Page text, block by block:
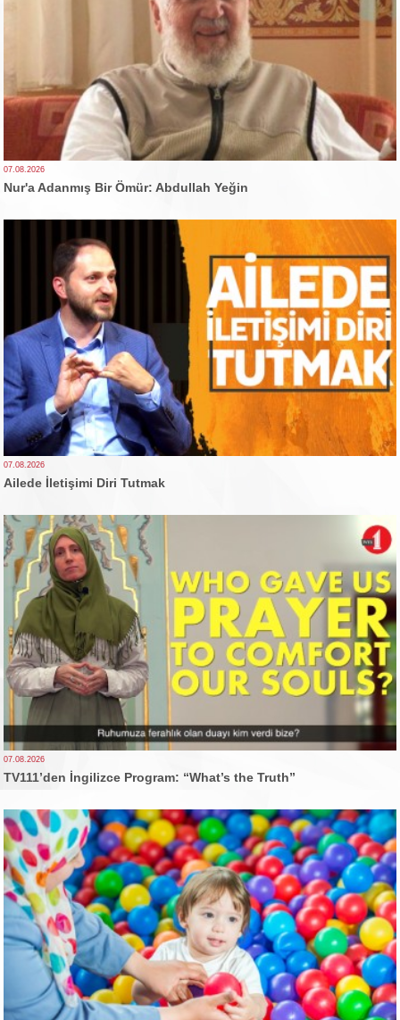
07.08.2026
Nur'a Adanmış Bir Ömür: Abdullah Yeğin
07.08.2026
Ailede İletişimi Diri Tutmak
07.08.2026
TV111’den İngilizce Program: “What’s the Truth”